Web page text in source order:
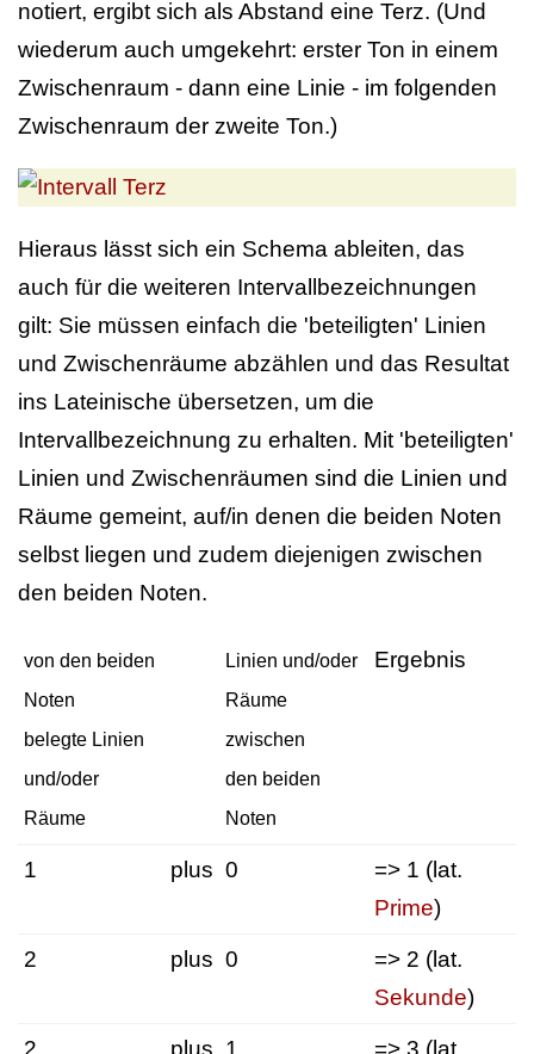
notiert, ergibt sich als Abstand eine Terz. (Und
wiederum auch umgekehrt: erster Ton in einem
Zwischenraum - dann eine Linie - im folgenden
Zwischenraum der zweite Ton.)
Hieraus lässt sich ein Schema ableiten, das
auch für die weiteren Intervallbezeichnungen
gilt: Sie müssen einfach die 'beteiligten' Linien
und Zwischenräume abzählen und das Resultat
ins Lateinische übersetzen, um die
Intervallbezeichnung zu erhalten. Mit 'beteiligten'
Linien und Zwischenräumen sind die Linien und
Räume gemeint, auf/in denen die beiden Noten
selbst liegen und zudem diejenigen zwischen
den beiden Noten.
von den beiden
Noten
belegte Linien
und/oder
Räume
Linien und/oder
Räume
zwischen
den beiden
Noten
Ergebnis
1 plus 0
=> 1 (lat.
Prime)
2 plus 0
=> 2 (lat.
Sekunde)
2 plus 1 => 3 (lat.